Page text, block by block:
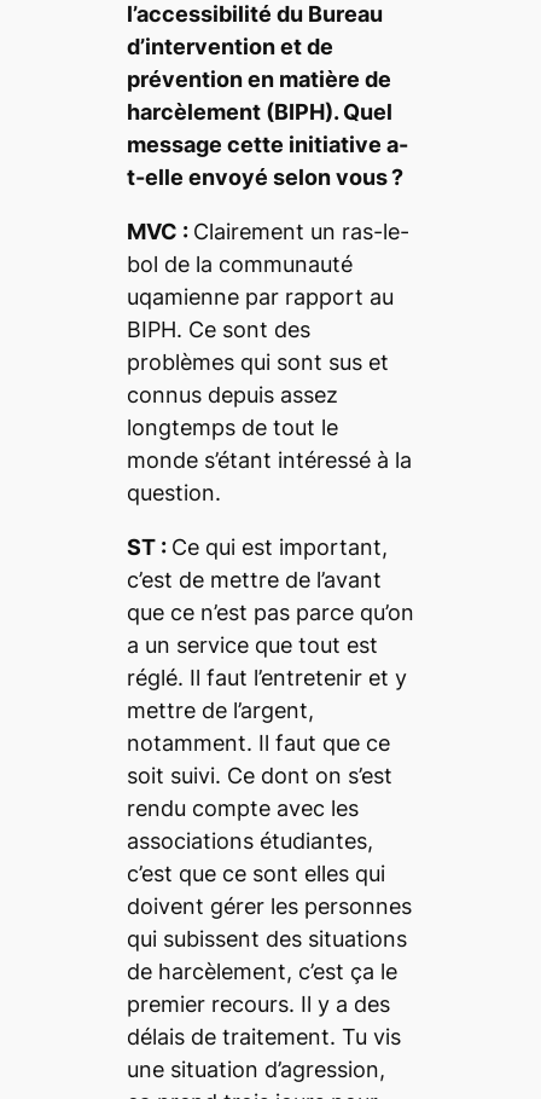
l’accessibilité du Bureau
d’intervention et de
prévention en matière de
harcèlement (BIPH). Quel
message cette initiative a-
t-elle envoyé selon vous ?
MVC : Clairement un ras-le-
bol de la communauté
uqamienne par rapport au
BIPH. Ce sont des
problèmes qui sont sus et
connus depuis assez
longtemps de tout le
monde s’étant intéressé à la
question.
ST : Ce qui est important,
c’est de mettre de l’avant
que ce n’est pas parce qu’on
a un service que tout est
réglé. Il faut l’entretenir et y
mettre de l’argent,
notamment. Il faut que ce
soit suivi. Ce dont on s’est
rendu compte avec les
associations étudiantes,
c’est que ce sont elles qui
doivent gérer les personnes
qui subissent des situations
de harcèlement, c’est ça le
premier recours. Il y a des
délais de traitement. Tu vis
une situation d’agression,